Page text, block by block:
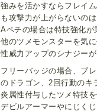
強みを活かすならフレイ
も攻撃力が上がらないの
Aペチの場合は特技強化が
他のツメモンスターを気
性威力アップのシナジー
フリーバッジの場合、ブ
のドラゴン、2回行動のキ
炎属性付与したツメ特技
デビルアーマーやにじく